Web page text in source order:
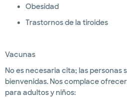
Obesidad
Trastornos de la tiroides
Vacunas
No es necesaria cita; las personas
bienvenidas. Nos complace
para adultos y niños: